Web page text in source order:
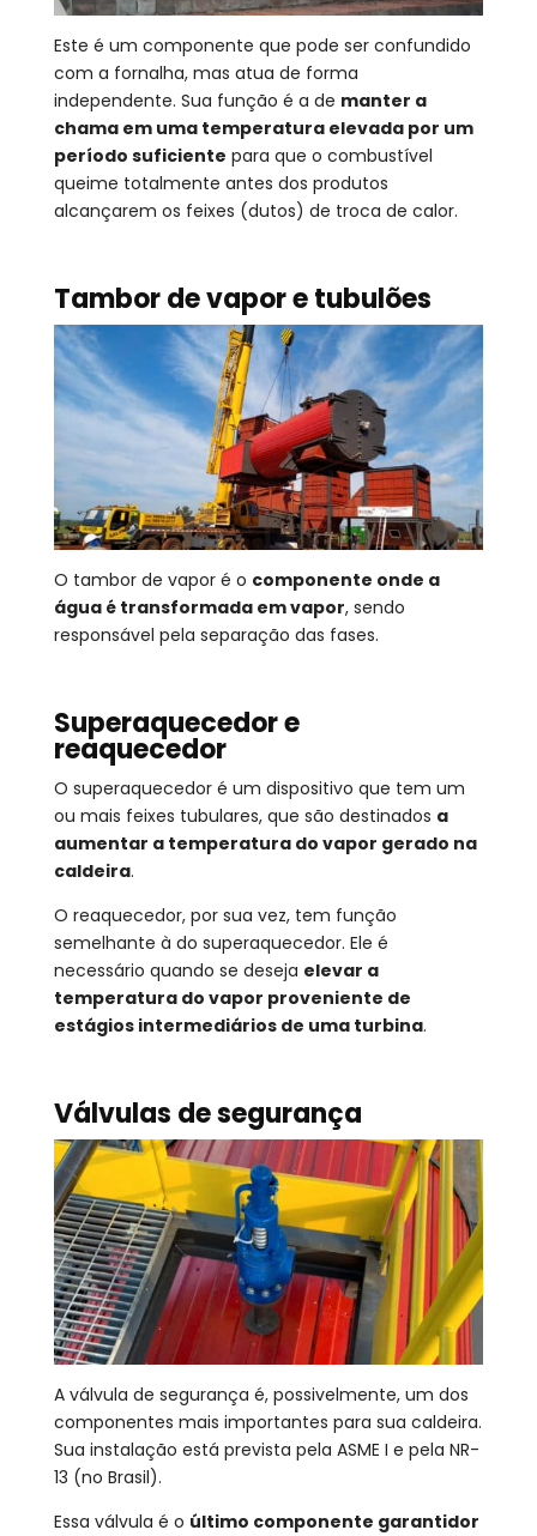
Este é um componente que pode ser confundido
com a fornalha, mas atua de forma
independente. Sua função é a de manter a
chama em uma temperatura elevada por um
período suficiente para que o combustível
queime totalmente antes dos produtos
alcançarem os feixes (dutos) de troca de calor.
Tambor de vapor e tubulões
O tambor de vapor é o componente onde a
água é transformada em vapor, sendo
responsável pela separação das fases.
Superaquecedor e
reaquecedor
O superaquecedor é um dispositivo que tem um
ou mais feixes tubulares, que são destinados a
aumentar a temperatura do vapor gerado na
caldeira.
O reaquecedor, por sua vez, tem função
semelhante à do superaquecedor. Ele é
necessário quando se deseja elevar a
temperatura do vapor proveniente de
estágios intermediários de uma turbina.
Válvulas de segurança
A válvula de segurança é, possivelmente, um dos
componentes mais importantes para sua caldeira.
Sua instalação está prevista pela ASME I e pela NR-
13 (no Brasil).
Essa válvula é o último componente garantidor